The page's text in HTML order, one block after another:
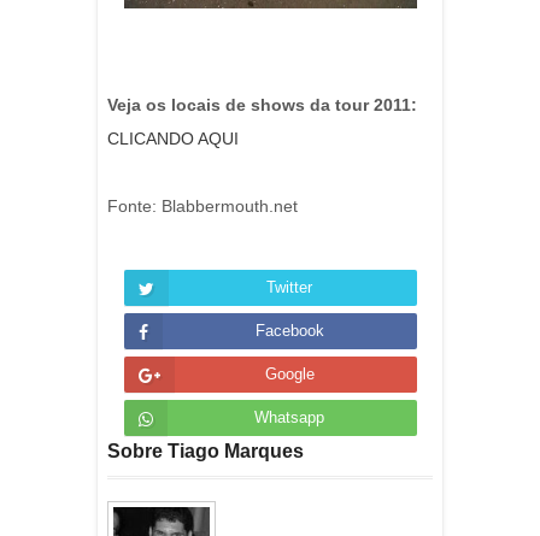
Veja os locais de shows da tour 2011:
CLICANDO AQUI
Fonte: Blabbermouth.net
Twitter
Facebook
Google
Whatsapp
Sobre Tiago Marques